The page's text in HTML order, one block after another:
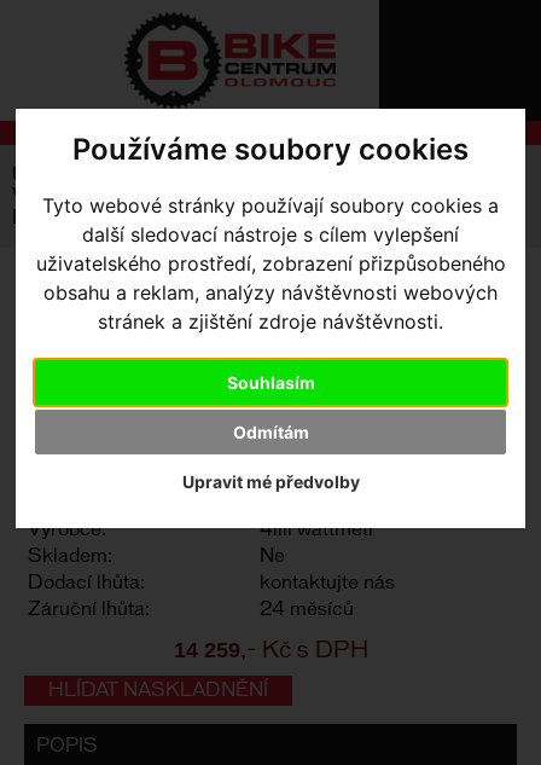
Používáme soubory cookies
Tyto webové stránky používají soubory cookies a
další sledovací nástroje s cílem vylepšení
uživatelského prostředí, zobrazení přizpůsobeného
obsahu a reklam, analýzy návštěvnosti webových
stránek a zjištění zdroje návštěvnosti.
Souhlasím
Odmítám
Upravit mé předvolby
NÁKUPU
SLUŽBY
Úvodní strana
Wattmetr 4iiii Shimano ULTEGRA R8100 PRECISION 3+
DELKA KLIK 172,5
WATTMETR 4IIII SHIMANO
ULTEGRA R8100
PRECISION 3+ DELKA KLIK
Výrobce:
4iiii wattmetr
Skladem:
Ne
Dodací lhůta:
kontaktujte nás
Záruční lhůta:
24 měsíců
14 259,- Kč s DPH
HLÍDAT NASKLADNĚNÍ
POPIS